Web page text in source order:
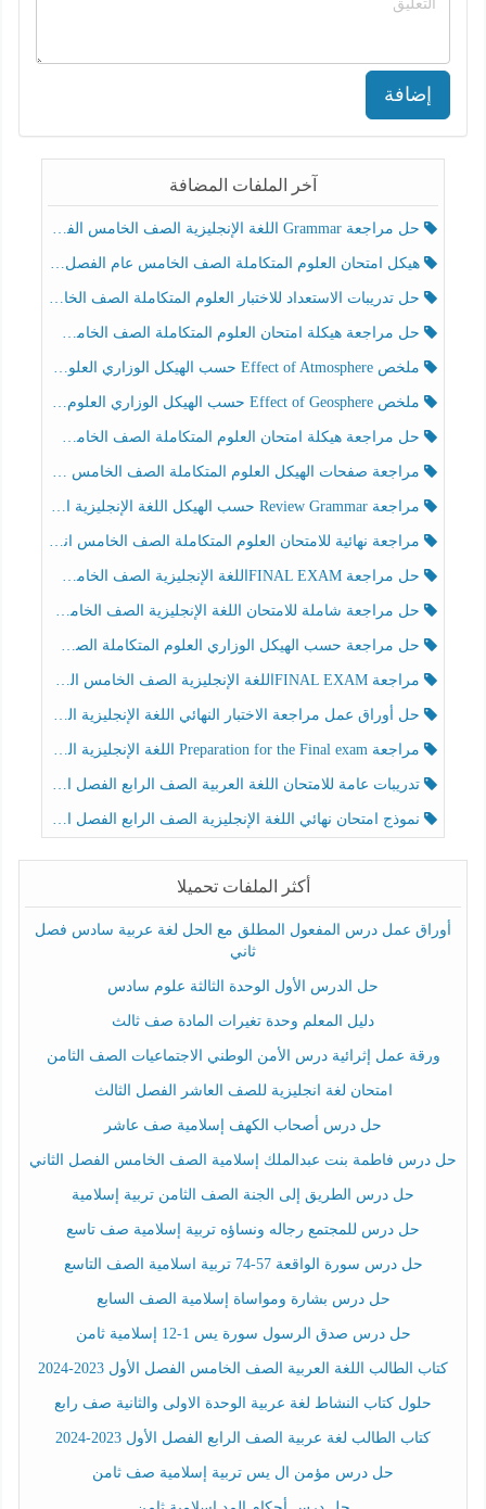
إضافة
آخر الملفات المضافة
حل مراجعة Grammar اللغة الإنجليزية الصف الخامس الفصل الثالث
هيكل امتحان العلوم المتكاملة الصف الخامس عام الفصل الدراسي الثالث 2025-2026
حل تدريبات الاستعداد للاختبار العلوم المتكاملة الصف الخامس عام الفصل الثالث
حل مراجعة هيكلة امتحان العلوم المتكاملة الصف الخامس انسبير الفصل الثالث
ملخص Effect of Atmosphere حسب الهيكل الوزاري العلوم المتكاملة الصف الخامس انسبير الفصل الثالث
ملخص Effect of Geosphere حسب الهيكل الوزاري العلوم المتكاملة الصف الخامس انسبير الفصل الثالث
حل مراجعة هيكلة امتحان العلوم المتكاملة الصف الخامس عام الفصل الثالث
مراجعة صفحات الهيكل العلوم المتكاملة الصف الخامس انسبير الفصل الثالث
مراجعة Review Grammar حسب الهيكل اللغة الإنجليزية الصف الخامس الفصل الثالث
مراجعة نهائية للامتحان العلوم المتكاملة الصف الخامس انسبير الفصل الثالث
حل مراجعة FINAL EXAMاللغة الإنجليزية الصف الخامس الفصل الثالث
حل مراجعة شاملة للامتحان اللغة الإنجليزية الصف الخامس الفصل الثالث
حل مراجعة حسب الهيكل الوزاري العلوم المتكاملة الصف الخامس عام الفصل الثالث
مراجعة FINAL EXAMاللغة الإنجليزية الصف الخامس الفصل الثالث
حل أوراق عمل مراجعة الاختبار النهائي اللغة الإنجليزية الصف الرابع الفصل الثالث
مراجعة Preparation for the Final exam اللغة الإنجليزية الصف الرابع الفصل الثالث
تدريبات عامة للامتحان اللغة العربية الصف الرابع الفصل الثالث
نموذج امتحان نهائي اللغة الإنجليزية الصف الرابع الفصل الثالث
أكثر الملفات تحميلا
أوراق عمل درس المفعول المطلق مع الحل لغة عربية سادس فصل
ثاني
حل الدرس الأول الوحدة الثالثة علوم سادس
دليل المعلم وحدة تغيرات المادة صف ثالث
ورقة عمل إثرائية درس الأمن الوطني الاجتماعيات الصف الثامن
امتحان لغة انجليزية للصف العاشر الفصل الثالث
حل درس أصحاب الكهف إسلامية صف عاشر
حل درس فاطمة بنت عبدالملك إسلامية الصف الخامس الفصل الثاني
حل درس الطريق إلى الجنة الصف الثامن تربية إسلامية
حل درس للمجتمع رجاله ونساؤه تربية إسلامية صف تاسع
حل درس سورة الواقعة 57-74 تربية اسلامية الصف التاسع
حل درس بشارة ومواساة إسلامية الصف السابع
حل درس صدق الرسول سورة يس 1-12 إسلامية ثامن
كتاب الطالب اللغة العربية الصف الخامس الفصل الأول 2023-2024
حلول كتاب النشاط لغة عربية الوحدة الاولى والثانية صف رابع
كتاب الطالب لغة عربية الصف الرابع الفصل الأول 2023-2024
حل درس مؤمن ال يس تربية إسلامية صف ثامن